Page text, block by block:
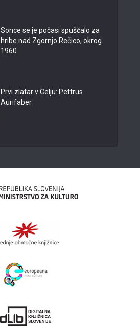
Sonce se je počasi spuščalo za
hribe nad Zgornjo Rečico, okrog
1960
Prvi zlatar v Celju: Pettrus
Aurifaber